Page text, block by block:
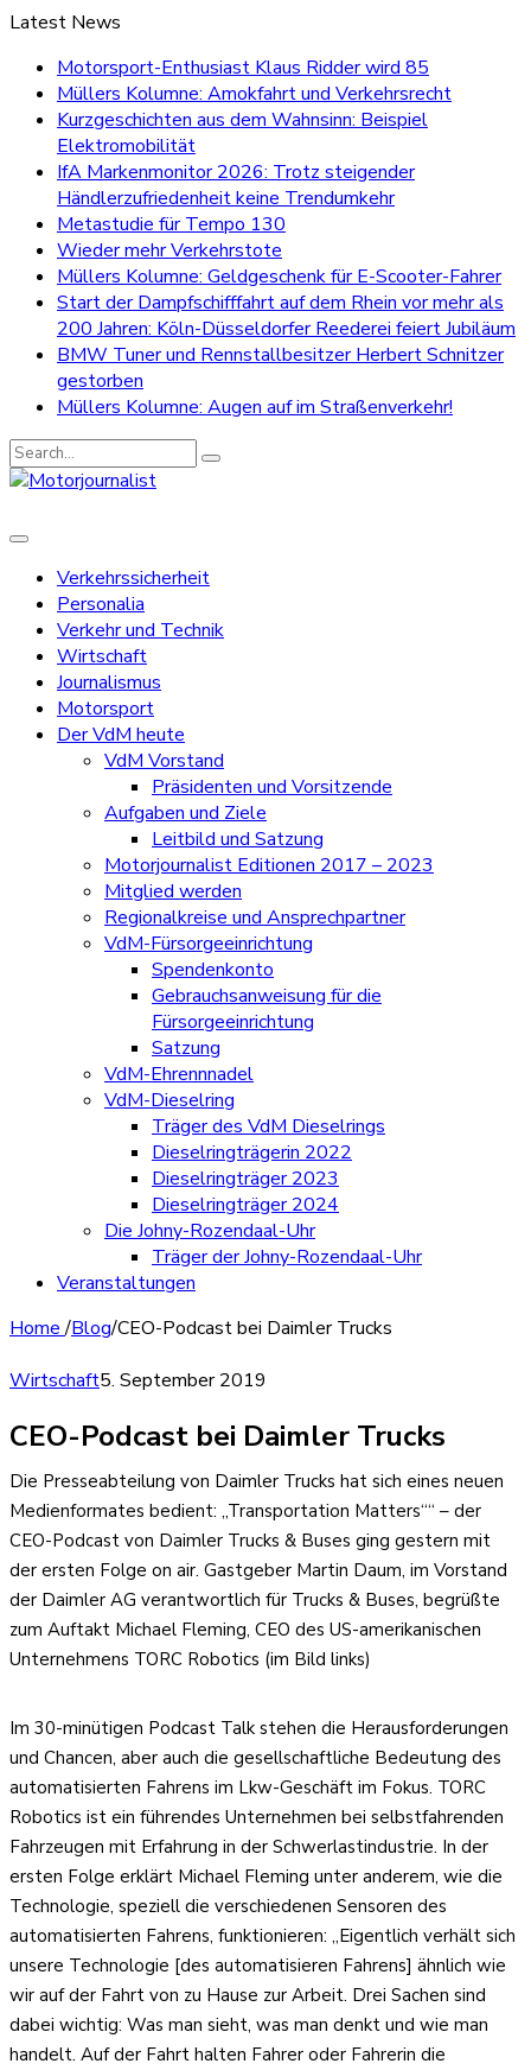
Latest News
Motorsport-Enthusiast Klaus Ridder wird 85
Müllers Kolumne: Amokfahrt und Verkehrsrecht
Kurzgeschichten aus dem Wahnsinn: Beispiel
Elektromobilität
IfA Markenmonitor 2026: Trotz steigender
Händlerzufriedenheit keine Trendumkehr
Metastudie für Tempo 130
Wieder mehr Verkehrstote
Müllers Kolumne: Geldgeschenk für E-Scooter-Fahrer
Start der Dampfschifffahrt auf dem Rhein vor mehr als
200 Jahren: Köln-Düsseldorfer Reederei feiert Jubiläum
BMW Tuner und Rennstallbesitzer Herbert Schnitzer
gestorben
Müllers Kolumne: Augen auf im Straßenverkehr!
Search
for:
Verkehrssicherheit
Personalia
Verkehr und Technik
Wirtschaft
Journalismus
Motorsport
Der VdM heute
VdM Vorstand
Präsidenten und Vorsitzende
Aufgaben und Ziele
Leitbild und Satzung
Motorjournalist Editionen 2017 – 2023
Mitglied werden
Regionalkreise und Ansprechpartner
VdM-Fürsorgeeinrichtung
Spendenkonto
Gebrauchsanweisung für die
Fürsorgeeinrichtung
Satzung
VdM-Ehrennnadel
VdM-Dieselring
Träger des VdM Dieselrings
Dieselringträgerin 2022
Dieselringträger 2023
Dieselringträger 2024
Die Johny-Rozendaal-Uhr
Träger der Johny-Rozendaal-Uhr
Veranstaltungen
Home/Blog/CEO-Podcast bei Daimler Trucks
Wirtschaft5. September 2019
CEO-Podcast bei Daimler Trucks
Die Presseabteilung von Daimler Trucks hat sich eines neuen
Medienformates bedient: „Transportation Matters““ – der
CEO-Podcast von Daimler Trucks & Buses ging gestern mit
der ersten Folge on air. Gastgeber Martin Daum, im Vorstand
der Daimler AG verantwortlich für Trucks & Buses, begrüßte
zum Auftakt Michael Fleming, CEO des US-amerikanischen
Unternehmens TORC Robotics (im Bild links)
Im 30-minütigen Podcast Talk stehen die Herausforderungen
und Chancen, aber auch die gesellschaftliche Bedeutung des
automatisierten Fahrens im Lkw-Geschäft im Fokus. TORC
Robotics ist ein führendes Unternehmen bei selbstfahrenden
Fahrzeugen mit Erfahrung in der Schwerlastindustrie. In der
ersten Folge erklärt Michael Fleming unter anderem, wie die
Technologie, speziell die verschiedenen Sensoren des
automatisierten Fahrens, funktionieren: „Eigentlich verhält sich
unsere Technologie [des automatisieren Fahrens] ähnlich wie
wir auf der Fahrt von zu Hause zur Arbeit. Drei Sachen sind
dabei wichtig: Was man sieht, was man denkt und wie man
handelt. Auf der Fahrt halten Fahrer oder Fahrerin die